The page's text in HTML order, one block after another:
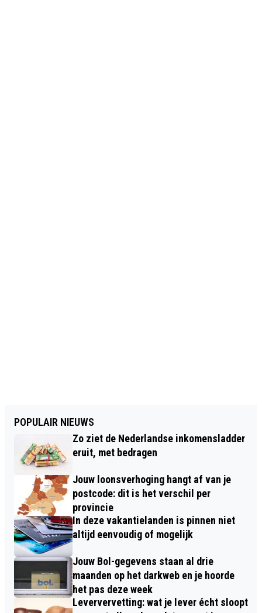
POPULAIR NIEUWS
Zo ziet de Nederlandse inkomensladder
eruit, met bedragen
Jouw loonsverhoging hangt af van je
postcode: dit is het verschil per
provincie
In deze vakantielanden is pinnen niet
altijd eenvoudig of mogelijk
Jouw Bol-gegevens staan al drie
maanden op het darkweb en je hoorde
het pas deze week
Leververvetting: wat je lever écht sloopt